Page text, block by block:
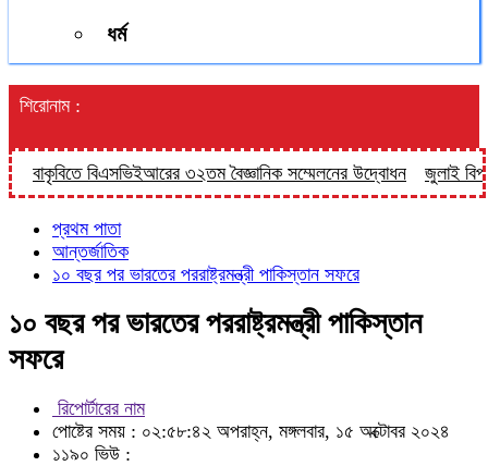
ধর্ম
শিরোনাম :
বিএসভিইআরের ৩২তম বৈজ্ঞানিক সম্মেলনের উদ্বোধন জুলাই বিপ্লবের
প্রথম পাতা
আন্তর্জাতিক
১০ বছর পর ভারতের পররাষ্ট্রমন্ত্রী পাকিস্তান সফরে
১০ বছর পর ভারতের পররাষ্ট্রমন্ত্রী পাকিস্তান
সফরে
রিপোর্টারের নাম
পোষ্টের সময় : ০২:৫৮:৪২ অপরাহ্ন, মঙ্গলবার, ১৫ অক্টোবর ২০২৪
১১৯০ ভিউ :